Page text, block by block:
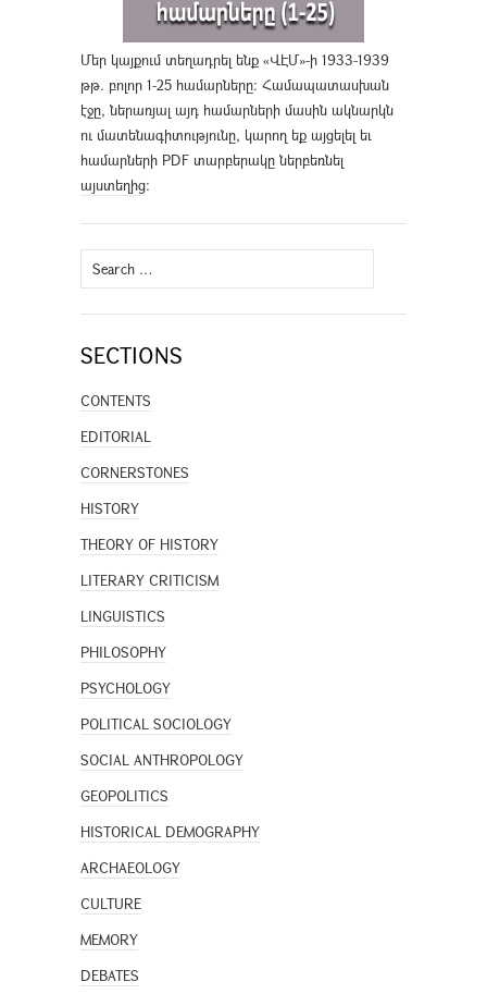
Մեր կայքում տեղադրել ենք «ՎԷՄ»-ի 1933-1939
թթ. բոլոր 1-25 համարները։ Համապատասխան
էջը, ներառյալ այդ համարների մասին ակնարկն
ու մատենագիտությունը, կարող եք այցելել եւ
համարների PDF տարբերակը ներբեռնել
այստեղից։
Search
for:
SECTIONS
CONTENTS
EDITORIAL
CORNERSTONES
HISTORY
THEORY OF HISTORY
LITERARY CRITICISM
LINGUISTICS
PHILOSOPHY
PSYCHOLOGY
POLITICAL SOCIOLOGY
SOCIAL ANTHROPOLOGY
GEOPOLITICS
HISTORICAL DEMOGRAPHY
ARCHAEOLOGY
CULTURE
MEMORY
DEBATES